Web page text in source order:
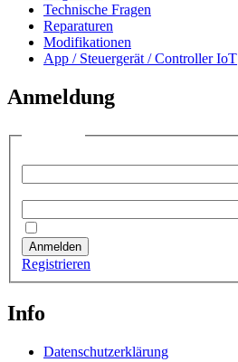
Technische Fragen
Reparaturen
Modifikationen
App / Steuergerät / Controller IoT
Anmeldung
Anmelden
Registrieren
Info
Datenschutzerklärung